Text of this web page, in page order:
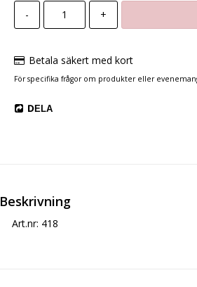
- +
Betala säkert med kort
För specifika frågor om produkter eller
DELA
Beskrivning
Art.nr: 418